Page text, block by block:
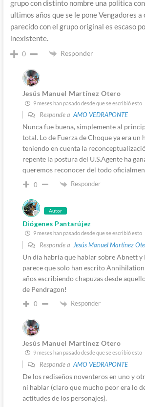
grupo con distinto nombre una politica
ultimos años que se le pone Vengadores a
parecido con el grupo original es escaso
inexistente.
0 Responder
Jesús Manuel Martínez Otero
9 meses han pasado desde que se escribió esto
Responde a AMO VEDRAPONTE
Nunca fue buena, simplemente al
total. Lo de Fuerza de Choque ya era
teniendo en cuenta la
repente la postura del U.S.Agente ha
queremos reconocer del todo
0 Responder
Autor
Diógenes Pantarújez
9 meses han pasado desde que se escribió esto
Responde a Jesús Manuel Martínez
Un día habría que hablar sobre Abnett y
parece que solo han escrito
años escribiendo chapuzas desde
de Pendragon!
0 Responder
Jesús Manuel Martínez Otero
9 meses han pasado desde que se escribió esto
Responde a AMO VEDRAPONTE
De los rediseños noventeros en uno y
ni hablar (claro que mucho peor era lo
actitudes de los personajes).